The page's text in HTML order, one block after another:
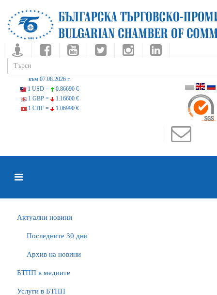
към 07.08.2026 г.
1 USD =
0.86690 €
1 GBP =
1.16600 €
1 CHF =
1.06990 €
Актуални новини
Последните 30 дни
Архив на новини
БTПП в медиите
Услуги в БТПП